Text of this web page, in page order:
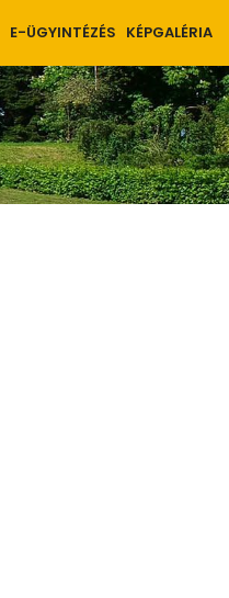
E-ÜGYINTÉZÉS KÉPGALÉRIA